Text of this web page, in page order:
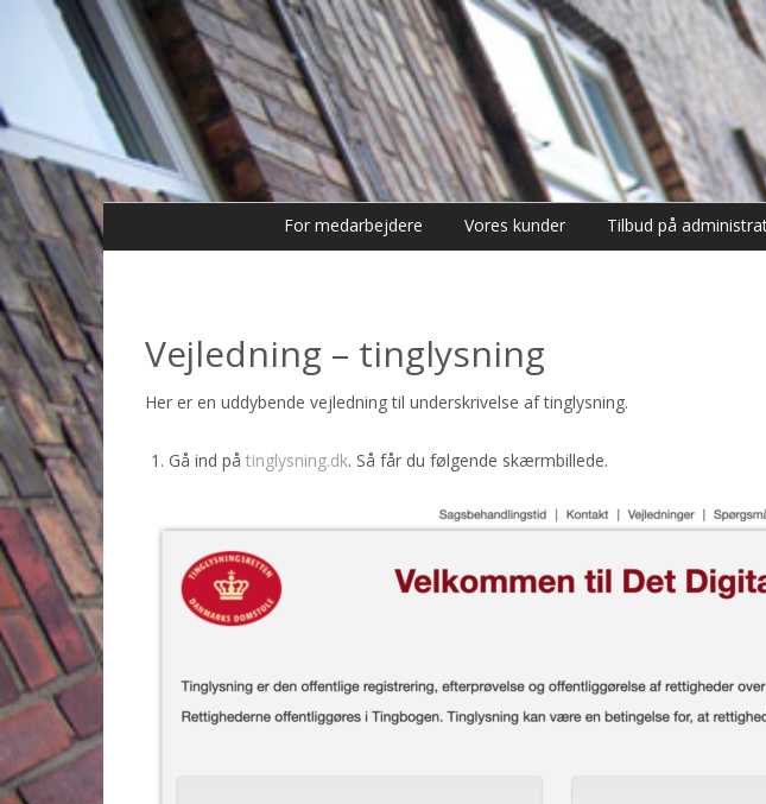
For medarbejdere Vores kunder Tilbud på
Vejledning – tinglysning
Her er en uddybende vejledning til underskrivelse af tinglysning.
Gå ind på tinglysning.dk. Så får du følgende skærmbillede.